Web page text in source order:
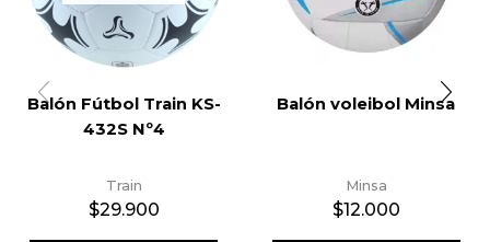
Balón Fútbol Train KS-
432S Nº4
Train
$29.900
Balón voleibol Minsa
Minsa
$12.000